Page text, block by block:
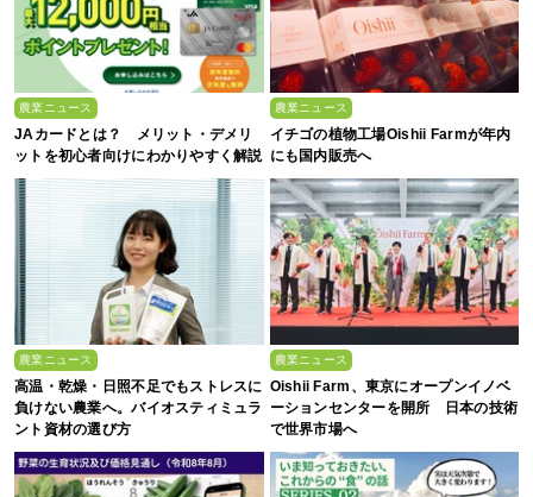
農業ニュース
JAカードとは？ メリット・デメリ
ットを初心者向けにわかりやすく解説
農業ニュース
イチゴの植物工場Oishii Farmが年内
にも国内販売へ
農業ニュース
高温・乾燥・日照不足でもストレスに
負けない農業へ。バイオスティミュラ
ント資材の選び方
農業ニュース
Oishii Farm、東京にオープンイノベ
ーションセンターを開所 日本の技術
で世界市場へ